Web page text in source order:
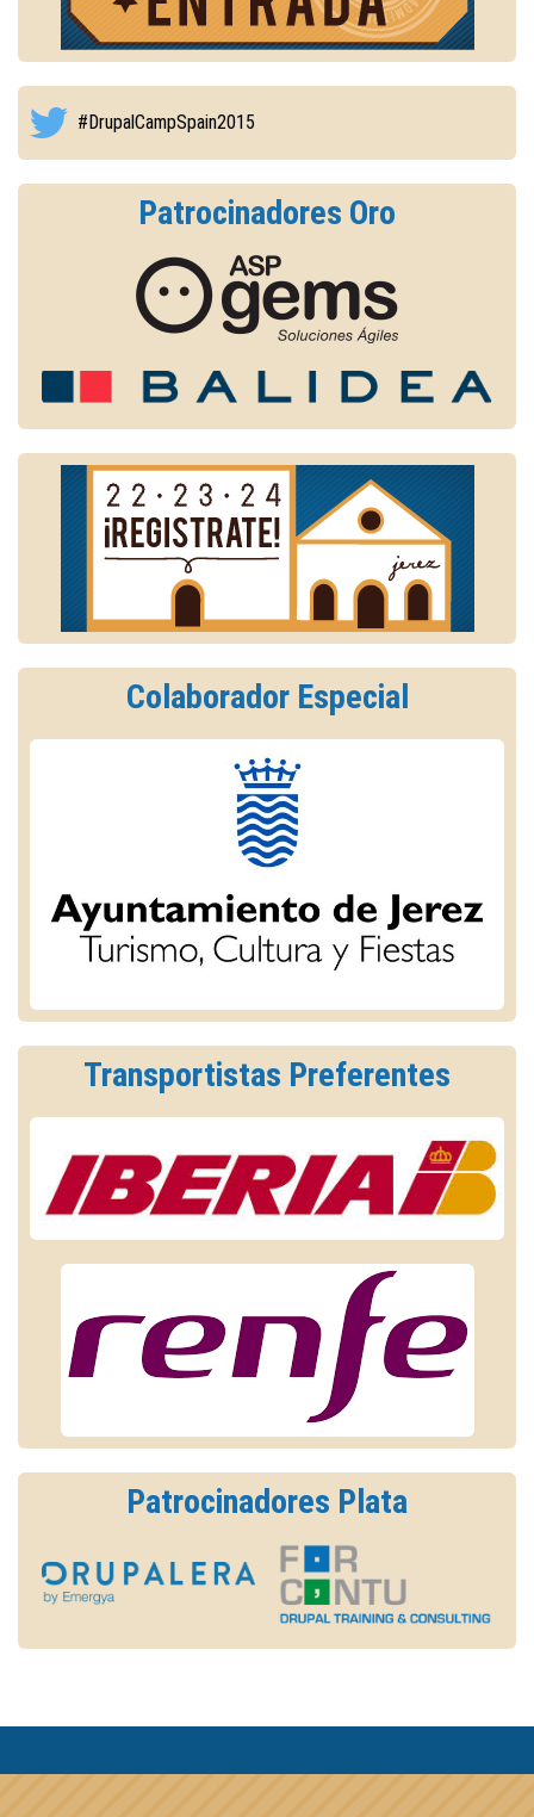
#DrupalCampSpain2015
Patrocinadores Oro
Colaborador Especial
Transportistas Preferentes
Patrocinadores Plata